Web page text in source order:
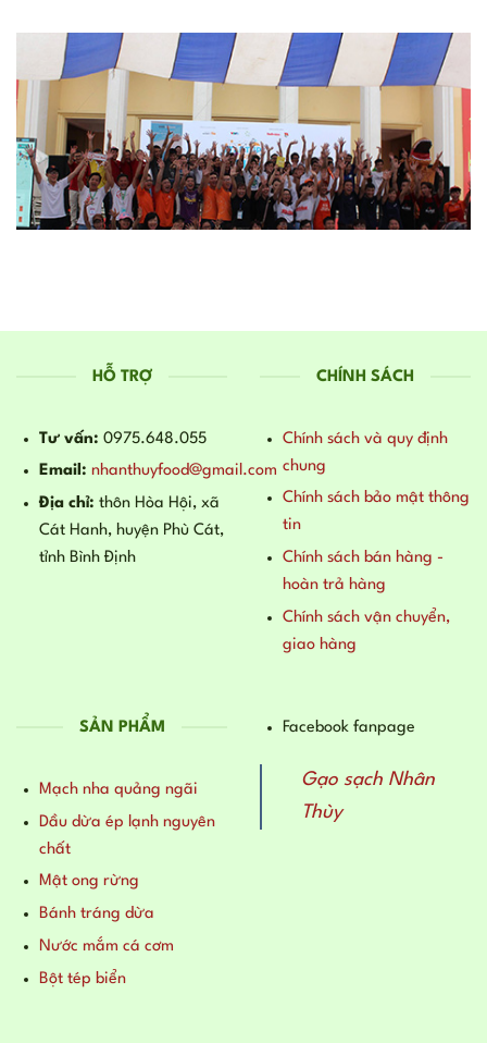
HỖ TRỢ
Tư vấn: 0975.648.055
Email: nhanthuyfood@gmail.com
Địa chỉ: thôn Hòa Hội, xã
Cát Hanh, huyện Phù Cát,
tỉnh Bình Định
CHÍNH SÁCH
Chính sách và quy định
chung
Chính sách bảo mật thông
tin
Chính sách bán hàng -
hoàn trả hàng
Chính sách vận chuyển,
giao hàng
SẢN PHẨM
Mạch nha quảng ngãi
Dầu dừa ép lạnh nguyên
chất
Mật ong rừng
Bánh tráng dừa
Nước mắm cá cơm
Bột tép biển
Facebook fanpage
Gạo sạch Nhân
Thùy